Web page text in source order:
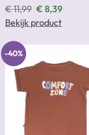
€11,99 € 8,39
Bekijk product
-40%